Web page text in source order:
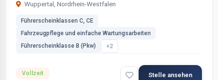
Wuppertal, Nordrhein-Westfalen
Führerscheinklassen C, CE
Fahrzeugpflege und einfache Wartungsarbeiten
Führerscheinklasse B (Pkw)
+2
Vollzeit Stelle ansehen